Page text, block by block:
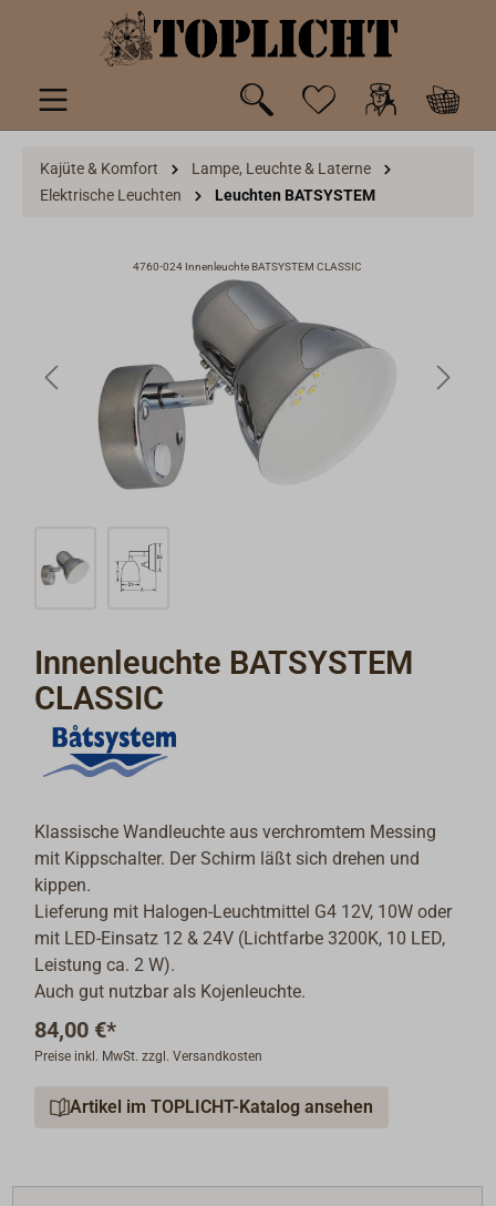
springen
Kajüte & Komfort
Lampe, Leuchte & Laterne
Elektrische Leuchten
Leuchten BATSYSTEM
4760-024 Innenleuchte BATSYSTEM CLASSIC
Innenleuchte BATSYSTEM
CLASSIC
Klassische Wandleuchte aus verchromtem Messing
mit Kippschalter. Der Schirm läßt sich drehen und
kippen.
Lieferung mit Halogen-Leuchtmittel G4 12V, 10W oder
mit LED-Einsatz 12 & 24V (Lichtfarbe 3200K, 10 LED,
Leistung ca. 2 W).
Auch gut nutzbar als Kojenleuchte.
84,00 €*
Preise inkl. MwSt. zzgl. Versandkosten
Artikel im TOPLICHT-Katalog ansehen